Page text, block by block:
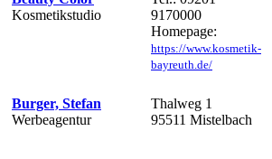
Kosmetikstudio
9170000
Homepage:
https://www.kosmetik-
bayreuth.de/
Burger, Stefan
Werbeagentur
Thalweg 1
95511 Mistelbach